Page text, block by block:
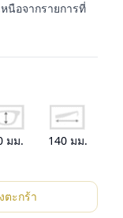
นือจากรายการที่
มม. 140มม.
ตะกร้า